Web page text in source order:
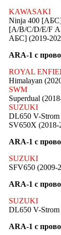
KAWASAKI
Ninja 400 [АБС]
[A/B/C/D/E/F
АБС] (2019-
ARA-1 с
ROYAL
Himalayan
SWM
Superdual
SUZUKI
DL650 V-
SV650X (2018-
ARA-1 с
SUZUKI
SFV650 (2009-
ARA-1 с
SUZUKI
DL650 V-
ARA-1 с